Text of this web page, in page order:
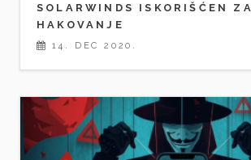
SOLARWINDS ISKORIŠĆEN ZA
HAKOVANJE
14. DEC 2020.